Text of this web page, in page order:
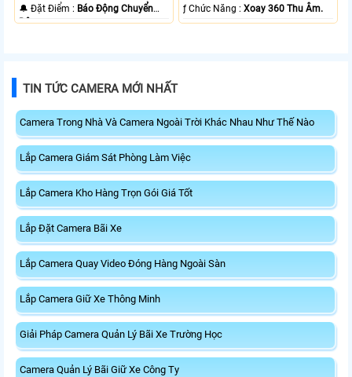
️🔔 Đặt Điểm : Báo Động Chuyển
Động.
️ƒ Chức Năng :Xoay 360 Thu Âm.
TIN TỨC CAMERA MỚI NHẤT
Camera Trong Nhà Và Camera Ngoài Trời Khác Nhau Như Thế Nào
Lắp Camera Giám Sát Phòng Làm Việc
Lắp Camera Kho Hàng Trọn Gói Giá Tốt
Lắp Đặt Camera Bãi Xe
Lắp Camera Quay Video Đóng Hàng Ngoài Sàn
Lắp Camera Giữ Xe Thông Minh
Giải Pháp Camera Quản Lý Bãi Xe Trường Học
Camera Quản Lý Bãi Giữ Xe Công Ty